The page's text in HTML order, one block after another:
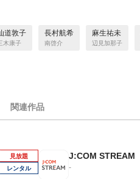
道敦子
木康子
長村航希
南啓介
麻生祐未
辺見加那子
関連作品
見放題
レンタル
J:COM STREAM
-